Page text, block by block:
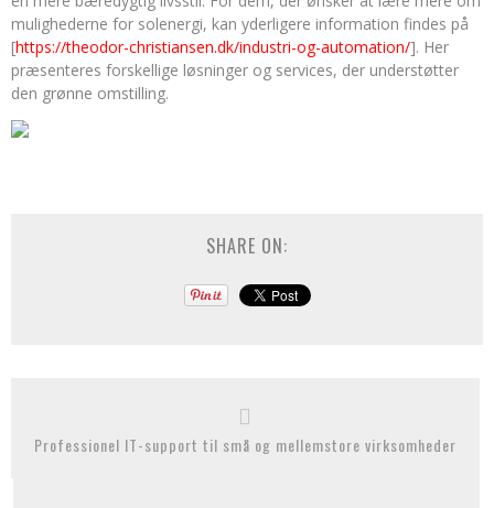
mulighederne for solenergi, kan yderligere information findes på
[https://theodor-christiansen.dk/industri-og-automation/]. Her
præsenteres forskellige løsninger og services, der understøtter
den grønne omstilling.
SHARE ON:
Professionel IT-support til små og mellemstore virksomheder